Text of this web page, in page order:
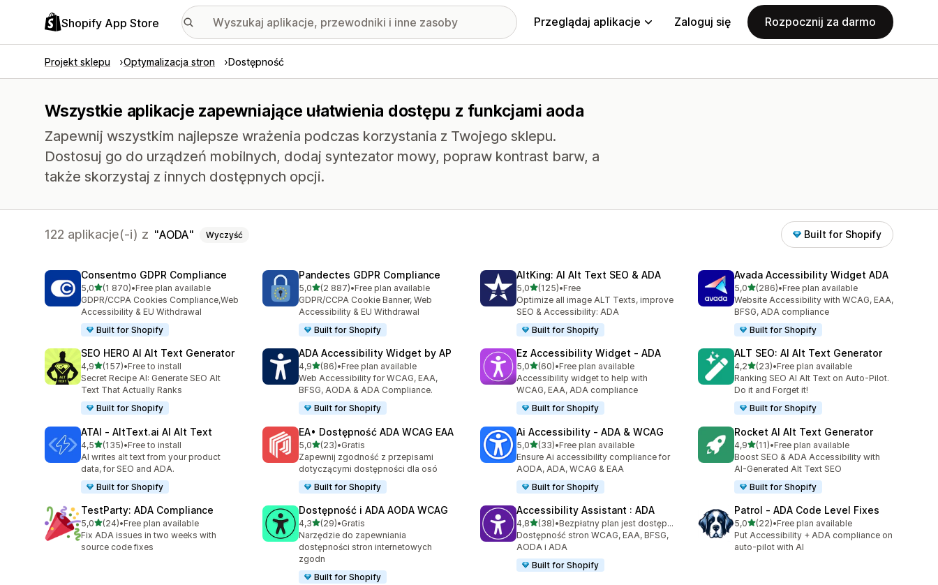
Shopify App Store Przeglądaj aplikacje Zaloguj się Rozpocznij za darmo
Projekt sklepu Optymalizacja stron Dostępność
Wszystkie aplikacje zapewniające ułatwienia dostępu z funkcjami aoda
Zapewnij wszystkim najlepsze wrażenia podczas korzystania z Twojego sklepu.
Dostosuj go do urządzeń mobilnych, dodaj syntezator mowy, popraw kontrast barw, a
także skorzystaj z innych dostępnych opcji.
122 aplikacje(-i) z AODA Wyczyść Built for Shopify
Consentmo GDPR Compliance
5,0na 5 gwiazdek
(1 870)
Łączna liczba recenzji: 1870
•Free plan available
GDPR/CCPA Cookies Compliance,Web
Accessibility & EU Withdrawal
Built for Shopify
Pandectes GDPR Compliance
5,0na 5 gwiazdek
(2 887)
Łączna liczba recenzji: 2887
•Free plan available
GDPR/CCPA Cookie Banner, Web
Accessibility & EU Withdrawal
Built for Shopify
AltKing: AI Alt Text SEO & ADA
5,0na 5 gwiazdek
(125)
Łączna liczba recenzji: 125
•Free
Optimize all image ALT Texts, improve
SEO & Accessibility: ADA
Built for Shopify
Avada Accessibility Widget ADA
5,0na 5 gwiazdek
(286)
Łączna liczba recenzji: 286
•Free plan available
Website Accessibility with WCAG, EAA,
BFSG, ADA compliance
Built for Shopify
SEO HERO AI Alt Text Generator
4,9na 5 gwiazdek
(157)
Łączna liczba recenzji: 157
•Free to install
Secret Recipe AI: Generate SEO Alt
Text That Actually Ranks
Built for Shopify
ADA Accessibility Widget by AP
4,9na 5 gwiazdek
(86)
Łączna liczba recenzji: 86
•Free plan available
Web Accessibility for WCAG, EAA,
BFSG, AODA & ADA Compliance.
Built for Shopify
Ez Accessibility Widget ‑ ADA
5,0na 5 gwiazdek
(60)
Łączna liczba recenzji: 60
•Free plan available
Accessibility widget to help with
WCAG, EAA, ADA compliance
Built for Shopify
ALT SEO: AI Alt Text Generator
4,2na 5 gwiazdek
(23)
Łączna liczba recenzji: 23
•Free plan available
Ranking SEO AI Alt Text on Auto‑Pilot.
Do it and Forget it!
Built for Shopify
ATAI ‑ AltText.ai AI Alt Text
4,5na 5 gwiazdek
(135)
Łączna liczba recenzji: 135
•Free to install
AI writes alt text from your product
data, for SEO and ADA.
Built for Shopify
EA• Dostępność ADA WCAG EAA
5,0na 5 gwiazdek
(23)
Łączna liczba recenzji: 23
•Gratis
Zapewnij zgodność z przepisami
dotyczącymi dostępności dla osó
Built for Shopify
Ai Accessibility ‑ ADA & WCAG
5,0na 5 gwiazdek
(33)
Łączna liczba recenzji: 33
•Free plan available
Ensure Ai accessibility compliance for
AODA, ADA, WCAG & EAA
Built for Shopify
Rocket AI Alt Text Generator
4,9na 5 gwiazdek
(11)
Łączna liczba recenzji: 11
•Free plan available
Boost SEO & ADA Accessibility with
AI-Generated Alt Text SEO
Built for Shopify
TestParty: ADA Compliance
5,0na 5 gwiazdek
(24)
Łączna liczba recenzji: 24
•Free plan available
Fix ADA issues in two weeks with
source code fixes
Dostępność i ADA AODA WCAG
4,3na 5 gwiazdek
(29)
Łączna liczba recenzji: 29
•Gratis
Narzędzie do zapewniania
dostępności stron internetowych
zgodn
Built for Shopify
Accessibility Assistant : ADA
4,8na 5 gwiazdek
(38)
Łączna liczba recenzji: 38
•
Bezpłatny plan jest dostępny
Dostępność stron WCAG, EAA, BFSG,
AODA i ADA
Built for Shopify
Patrol ‑ ADA Code Level Fixes
5,0na 5 gwiazdek
(22)
Łączna liczba recenzji: 22
•Free plan available
Put Accessibility + ADA compliance on
auto-pilot with AI